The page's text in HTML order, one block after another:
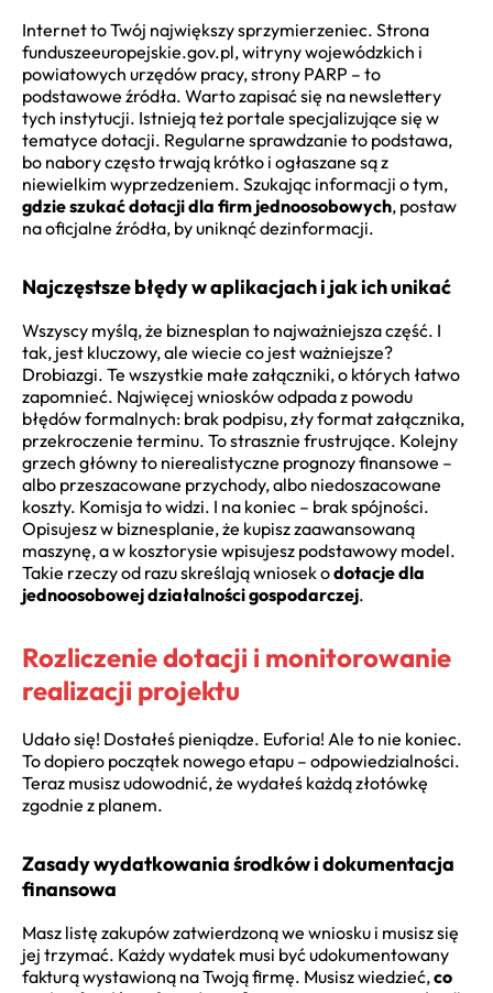
Internet to Twój największy sprzymierzeniec. Strona
funduszeeuropejskie.gov.pl, witryny wojewódzkich i
powiatowych urzędów pracy, strony PARP – to
podstawowe źródła. Warto zapisać się na newslettery
tych instytucji. Istnieją też portale specjalizujące się w
tematyce dotacji. Regularne sprawdzanie to podstawa,
bo nabory często trwają krótko i ogłaszane są z
niewielkim wyprzedzeniem. Szukając informacji o tym,
gdzie szukać dotacji dla firm jednoosobowych, postaw
na oficjalne źródła, by uniknąć dezinformacji.
Najczęstsze błędy w aplikacjach i jak ich unikać
Wszyscy myślą, że biznesplan to najważniejsza część. I
tak, jest kluczowy, ale wiecie co jest ważniejsze?
Drobiazgi. Te wszystkie małe załączniki, o których łatwo
zapomnieć. Najwięcej wniosków odpada z powodu
błędów formalnych: brak podpisu, zły format załącznika,
przekroczenie terminu. To strasznie frustrujące. Kolejny
grzech główny to nierealistyczne prognozy finansowe –
albo przeszacowane przychody, albo niedoszacowane
koszty. Komisja to widzi. I na koniec – brak spójności.
Opisujesz w biznesplanie, że kupisz zaawansowaną
maszynę, a w kosztorysie wpisujesz podstawowy model.
Takie rzeczy od razu skreślają wniosek odotacje dla
jednoosobowej działalności gospodarczej.
Rozliczenie dotacji i monitorowanie
realizacji projektu
Udało się! Dostałeś pieniądze. Euforia! Ale to nie koniec.
To dopiero początek nowego etapu – odpowiedzialności.
Teraz musisz udowodnić, że wydałeś każdą złotówkę
zgodnie z planem.
Zasady wydatkowania środków i dokumentacja
finansowa
Masz listę zakupów zatwierdzoną we wniosku i musisz się
jej trzymać. Każdy wydatek musi być udokumentowany
fakturą wystawioną na Twoją firmę. Musisz wiedzieć,co